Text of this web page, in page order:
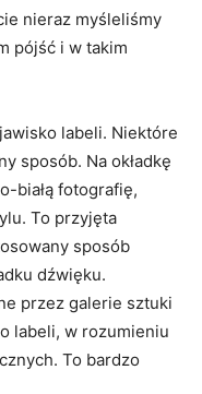
nieraz myśleliśmy
pójść i w takim
labeli. Niektóre
sposób. Na okładkę
białą fotografię,
To przyjęta
sposób
dźwięku.
przez galerie sztuki
labeli, w rozumieniu
To bardzo